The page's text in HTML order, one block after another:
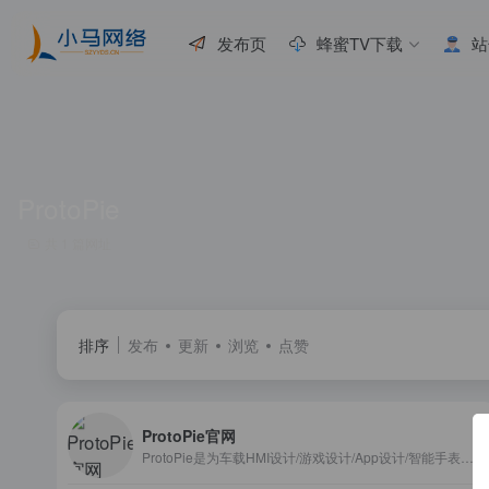
发布页 蜂蜜TV下载
排序 发布 更新 浏览 点赞
ProtoPie官网